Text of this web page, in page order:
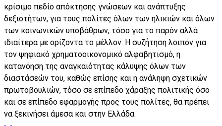
κρίσιμο πεδίο απόκτησης γνώσεων και ανάπτυξης
δεξιοτήτων, για τους πολίτες όλων των ηλικιών και όλων
των κοινωνικών υποβάθρων, τόσο για το παρόν αλλά
ιδιαίτερα με ορίζοντα το μέλλον. Η συζήτηση λοιπόν για
τον ψηφιακό χρηματοοικονομικό αλφαβητισμό, η
κατανόηση της αναγκαιότητας κάλυψης όλων των
διαστάσεών του, καθώς επίσης και η ανάληψη σχετικών
πρωτοβουλιών, τόσο σε επίπεδο χάραξης πολιτικής όσο
και σε επίπεδο εφαρμογής προς τους πολίτες, θα πρέπει
να ξεκινήσει άμεσα και στην Ελλάδα.